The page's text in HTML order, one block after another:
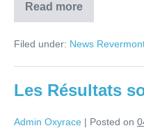
Read more
Filed under: News
Les Résultats
Admin Oxyrace | Posted on